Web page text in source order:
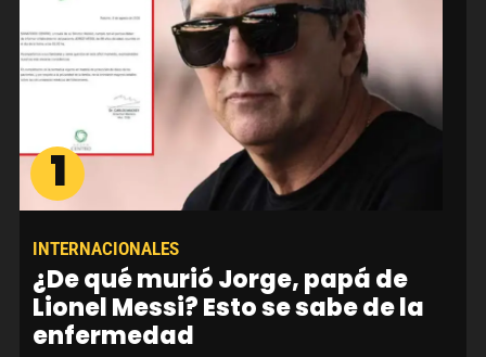
1
INTERNACIONALES
¿De qué murió Jorge, papá de
Lionel Messi? Esto se sabe de la
enfermedad